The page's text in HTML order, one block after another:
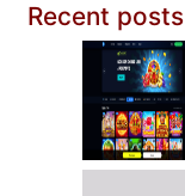
Recent posts